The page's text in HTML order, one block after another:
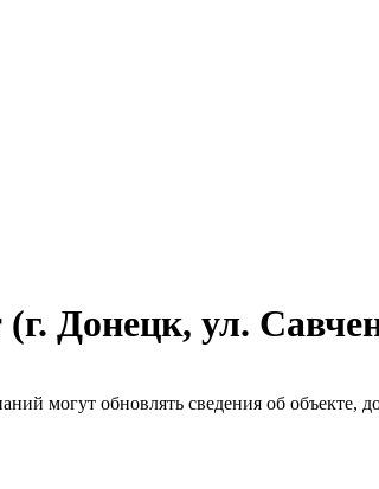
Донецк, ул.
могут обновлять сведения об объекте,